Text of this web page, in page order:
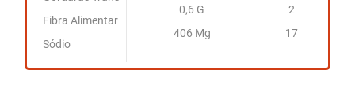
Fibra Alimentar
Sódio
0,6 G
406 Mg
2
17